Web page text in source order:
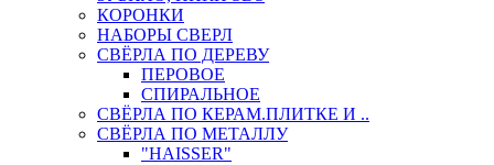
КОРОНКИ
НАБОРЫ СВЕРЛ
СВЁРЛА ПО ДЕРЕВУ
ПЕРОВОЕ
СПИРАЛЬНОЕ
СВЁРЛА ПО КЕРАМ.ПЛИТКЕ И ..
СВЁРЛА ПО МЕТАЛЛУ
"HAISSER"